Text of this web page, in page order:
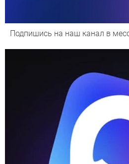
Подпишись на наш канал в